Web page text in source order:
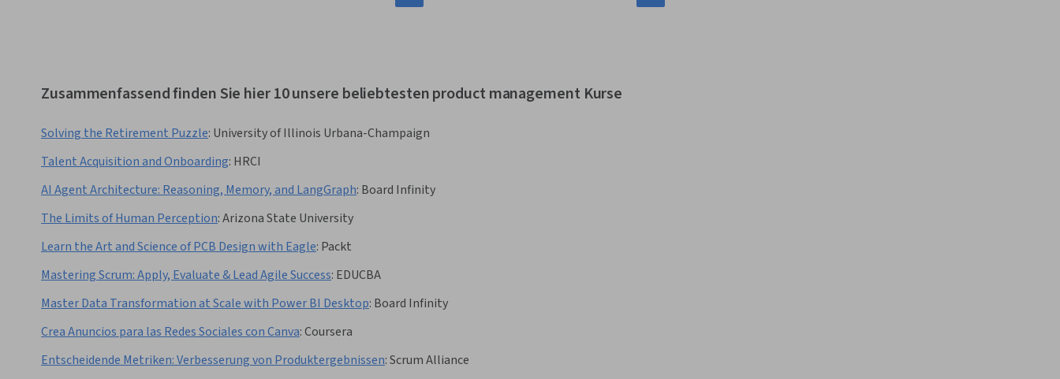
Zusammenfassend finden Sie hier 10 unsere beliebtesten product management Kurse
Solving the Retirement Puzzle: University of Illinois Urbana-Champaign
Talent Acquisition and Onboarding: HRCI
AI Agent Architecture: Reasoning, Memory, and LangGraph: Board Infinity
The Limits of Human Perception:Arizona State University
Learn the Art and Science of PCB Design with Eagle: Packt
Mastering Scrum: Apply, Evaluate & Lead Agile Success: EDUCBA
Master Data Transformation at Scale with Power BI Desktop: Board Infinity
Crea Anuncios para las Redes Sociales con Canva:Coursera
Entscheidende Metriken: Verbesserung von Produktergebnissen:Scrum Alliance